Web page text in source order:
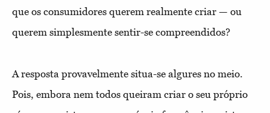
que os consumidores querem realmente criar — ou
querem simplesmente sentir-se compreendidos?
A resposta provavelmente situa-se algures no meio.
Pois, embora nem todos queiram criar o seu próprio